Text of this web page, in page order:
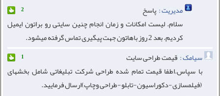
مدیریت : پاسخ 2
سلام. لیست امکانات و زمان انجام چنین سایتی رو براتون ایمیل
کردیم. بعد 2 روز باهاتون جهت پیگیری تماس گرفته میشود.
سیامک : قیمت طراحی سایت 1
با سپاس.اطفا قیمت تمام شده طراحی شرکت تبلیغاتی شامل بخشهای
(فیلمسازی-دکوراسیون-تابلو-طراحی وچاپ)ارسال فرمایید.